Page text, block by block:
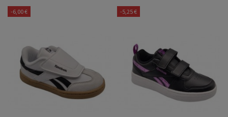
-6,00 € -5,25 €